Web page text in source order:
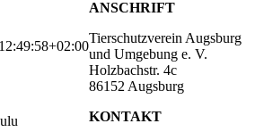
ANSCHRIFT
Tierschutzverein Augsburg
und Umgebung e. V.
Holzbachstr. 4c
86152 Augsburg
KONTAKT